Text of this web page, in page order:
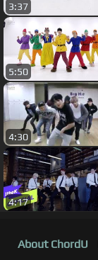
3:37
5:50
4:30
4:17
About ChordU